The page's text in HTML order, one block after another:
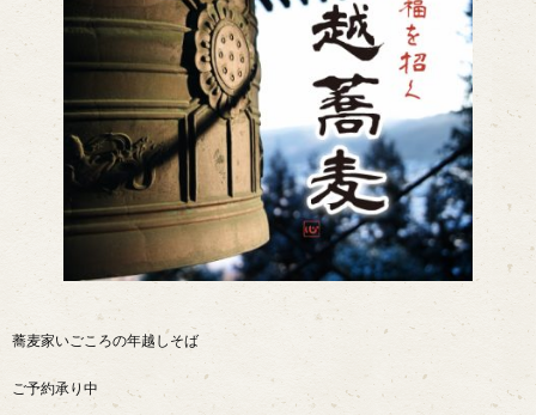
蕎麦家いごころの年越しそば
ご予約承り中